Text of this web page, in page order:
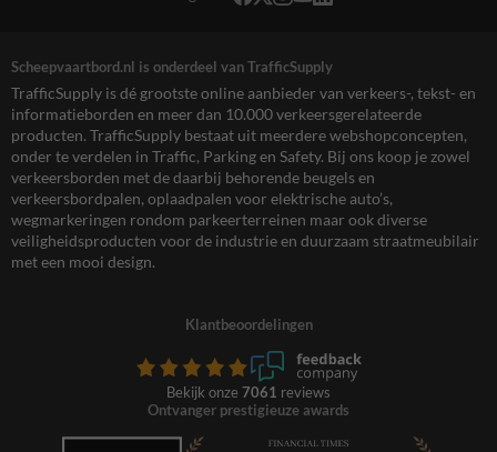
Scheepvaartbord.nl is onderdeel van TrafficSupply
TrafficSupply is dé grootste online aanbieder van verkeers-, tekst- en
informatieborden en meer dan 10.000 verkeersgerelateerde
producten. TrafficSupply bestaat uit meerdere webshopconcepten,
onder te verdelen in Traffic, Parking en Safety. Bij ons koop je zowel
verkeersborden met de daarbij behorende beugels en
verkeersbordpalen, oplaadpalen voor elektrische auto’s,
wegmarkeringen rondom parkeerterreinen maar ook diverse
veiligheidsproducten voor de industrie en duurzaam straatmeubilair
met een mooi design.
Klantbeoordelingen
Bekijk onze 7061 reviews
Ontvanger prestigieuze awards